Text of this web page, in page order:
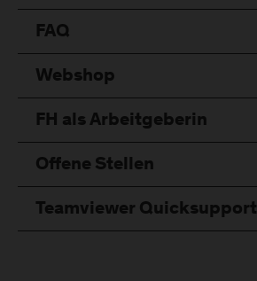
FAQ
Webshop
FH als Arbeitgeberin
Offene Stellen
Teamviewer Quicksupport